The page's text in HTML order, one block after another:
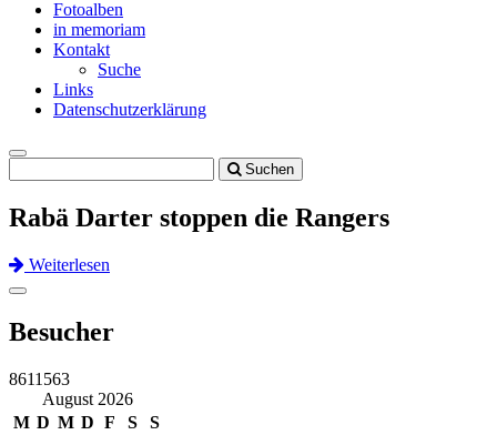
Fotoalben
in memoriam
Kontakt
Suche
Links
Datenschutzerklärung
Toggle
navigation
Suchen
Rabä Darter stoppen die Rangers
Weiterlesen
Previous
Next
Toggle
Besucher
8611563
August 2026
M D M D F S S